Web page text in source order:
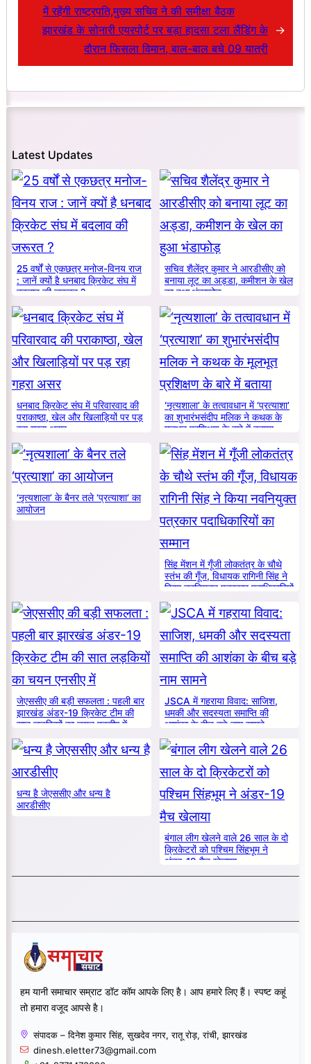
में रहेंगी राष्ट्रपति,मुख्य सचिव ने की समीक्षा बैठक
झारखंड के सोनारी एयरपोर्ट पर बड़ा हादसा टला लैंडिंग के
दौरान फिसला विमान, बाल-बाल बचे 09 यात्री
→
Latest Updates
25 वर्षों से एकछत्र मनोज-विनय राज
: जानें क्यों है धनबाद क्रिकेट संघ में
बदलाव की जरूरत ?
सचिव शैलेंद्र कुमार ने आरडीसीए को
बनाया लूट का अड्डा, कमीशन के खेल
का हुआ भंडाफोड़
धनबाद क्रिकेट संघ में परिवारवाद की
पराकाष्ठा, खेल और खिलाड़ियों पर पड़
रहा गहरा असर
‘नृत्यशाला’ के तत्वावधान में ‘प्रत्याशा’
का शुभारंभसंदीप मलिक ने कथक के
मूलभूत प्रशिक्षण के बारे में बताया
‘नृत्यशाला’ के बैनर तले ‘प्रत्याशा’ का
आयोजन
सिंह मेंशन में गूँजी लोकतंत्र के चौथे
स्तंभ की गूँज, विधायक रागिनी सिंह ने
किया नवनियुक्त पत्रकार पदाधिकारियों
का सम्मान
जेएससीए की बड़ी सफलता : पहली बार
झारखंड अंडर-19 क्रिकेट टीम की
सात लड़कियों का चयन एनसीए में
JSCA में गहराया विवाद: साजिश,
धमकी और सदस्यता समाप्ति की
आशंका के बीच बड़े नाम सामने
धन्य है जेएससीए और धन्य है
आरडीसीए
बंगाल लीग खेलने वाले 26 साल के दो
क्रिकेटरों को पश्चिम सिंहभूम ने
अंडर-19 मैच खेलाया
हम यानी समाचार सम्राट डॉट कॉम आपके लिए है। आप हमारे लिए हैं। स्पष्ट कहूं
तो हमारा वजूद आपसे है।
संपादक – दिनेश कुमार सिंह, सुखदेव नगर, रातू रोड़, रांची, झारखंड
dinesh.eletter73@gmail.com